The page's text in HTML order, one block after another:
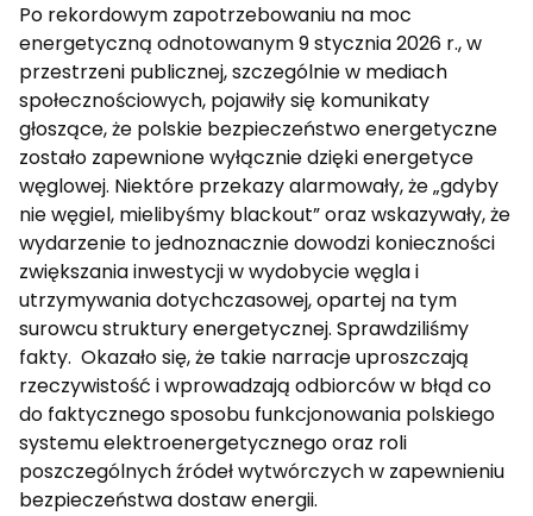
Po rekordowym zapotrzebowaniu na moc
energetyczną odnotowanym 9 stycznia 2026 r., w
przestrzeni publicznej, szczególnie w mediach
społecznościowych, pojawiły się komunikaty
głoszące, że polskie bezpieczeństwo energetyczne
zostało zapewnione wyłącznie dzięki energetyce
węglowej. Niektóre przekazy alarmowały, że „gdyby
nie węgiel, mielibyśmy blackout” oraz wskazywały, że
wydarzenie to jednoznacznie dowodzi konieczności
zwiększania inwestycji w wydobycie węgla i
utrzymywania dotychczasowej, opartej na tym
surowcu struktury energetycznej. Sprawdziliśmy
fakty. Okazało się, że takie narracje uproszczają
rzeczywistość i wprowadzają odbiorców w błąd co
do faktycznego sposobu funkcjonowania polskiego
systemu elektroenergetycznego oraz roli
poszczególnych źródeł wytwórczych w zapewnieniu
bezpieczeństwa dostaw energii.